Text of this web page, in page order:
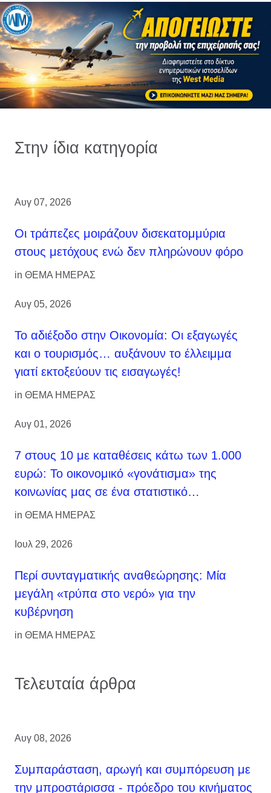
Στην ίδια κατηγορία
Αυγ 07, 2026
Οι τράπεζες μοιράζουν δισεκατομμύρια
στους μετόχους ενώ δεν πληρώνουν φόρο
in ΘΕΜΑ ΗΜΕΡΑΣ
Αυγ 05, 2026
Το αδιέξοδο στην Οικονομία: Οι εξαγωγές
και ο τουρισμός… αυξάνουν το έλλειμμα
γιατί εκτοξεύουν τις εισαγωγές!
in ΘΕΜΑ ΗΜΕΡΑΣ
Αυγ 01, 2026
7 στους 10 με καταθέσεις κάτω των 1.000
ευρώ: Το οικονομικό «γονάτισμα» της
κοινωνίας μας σε ένα στατιστικό…
in ΘΕΜΑ ΗΜΕΡΑΣ
Ιουλ 29, 2026
Περί συνταγματικής αναθεώρησης: Μία
μεγάλη «τρύπα στο νερό» για την
κυβέρνηση
in ΘΕΜΑ ΗΜΕΡΑΣ
Τελευταία άρθρα
Αυγ 08, 2026
Συμπαράσταση, αρωγή και συμπόρευση με
την μπροστάρισσα - πρόεδρο του κινήματος